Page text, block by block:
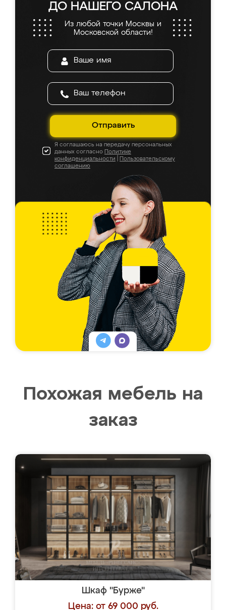
ДО НАШЕГО САЛОНА
Из любой точки Москвы и
Московской области!
Отправить
Я соглашаюсь на передачу персональных
данных согласно Политике
конфиденциальности
Пользовательскому
соглашению
Похожая мебель на
заказ
Шкаф "Бурже"
Цена: от 69 000 руб.